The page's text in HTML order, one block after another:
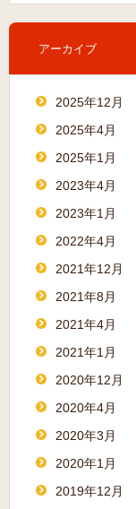
アーカイブ
2025年12月
2025年4月
2025年1月
2023年4月
2023年1月
2022年4月
2021年12月
2021年8月
2021年4月
2021年1月
2020年12月
2020年4月
2020年3月
2020年1月
2019年12月